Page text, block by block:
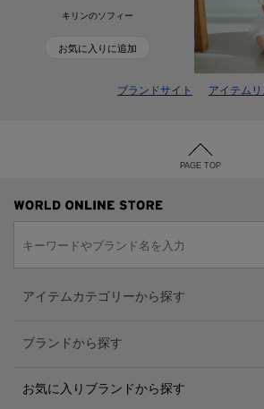
キリンのソフィー
お気に入りに追加
ブランドサイト アイテムリ
PAGE TOP
アイテムカテゴリーから探す
ブランドから探す
お気に入りブランドから探す